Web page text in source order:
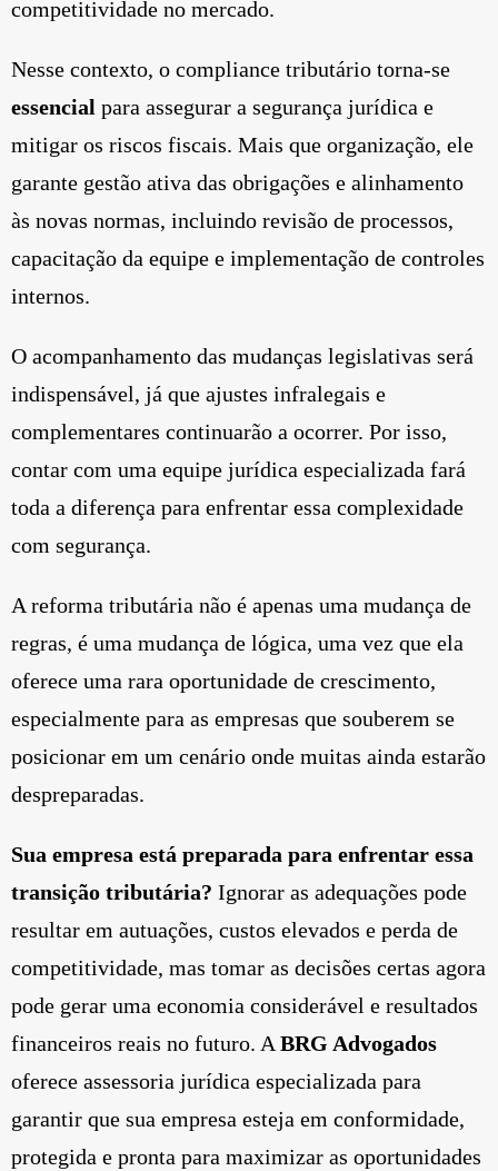
competitividade no mercado.
Nesse contexto, o compliance tributário torna-se
essencial para assegurar a segurança jurídica e
mitigar os riscos fiscais. Mais que organização, ele
garante gestão ativa das obrigações e alinhamento
às novas normas, incluindo revisão de processos,
capacitação da equipe e implementação de controles
internos.
O acompanhamento das mudanças legislativas será
indispensável, já que ajustes infralegais e
complementares continuarão a ocorrer. Por isso,
contar com uma equipe jurídica especializada fará
toda a diferença para enfrentar essa complexidade
com segurança.
A reforma tributária não é apenas uma mudança de
regras, é uma mudança de lógica, uma vez que ela
oferece uma rara oportunidade de crescimento,
especialmente para as empresas que souberem se
posicionar em um cenário onde muitas ainda estarão
despreparadas.
Sua empresa está preparada para enfrentar essa
transição tributária? Ignorar as adequações pode
resultar em autuações, custos elevados e perda de
competitividade, mas tomar as decisões certas agora
pode gerar uma economia considerável e resultados
financeiros reais no futuro. A BRG Advogados
oferece assessoria jurídica especializada para
garantir que sua empresa esteja em conformidade,
protegida e pronta para maximizar as oportunidades